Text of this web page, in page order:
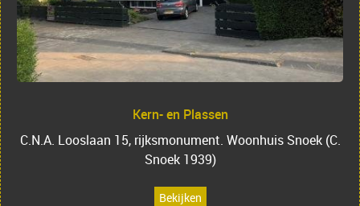
Kern- en Plassen
C.N.A. Looslaan 15, rijksmonument. Woonhuis Snoek (C.
Snoek 1939)
Bekijken